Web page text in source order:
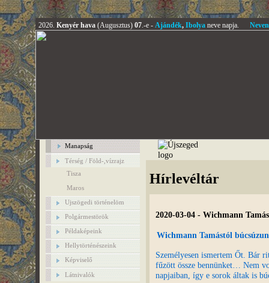
2026. Kenyér hava (Augusztus) 07.-e - Ajándék, Ibolyaneve napja.
Manapság
Térség / Föld-,vízrajz
Tisza
Maros
Ujszögedi történelöm
Polgármestörök
Példaképeink
Hellytörténészeink
Képviselő
Látnivalók
Hírlevéltár
2020-03-04 - Wichmann
Wichmann Tamástól
Személyesen ismertem Őt. Bár
fűzött össze bennünket… Nem
napjaiban, így e sorok áltak is